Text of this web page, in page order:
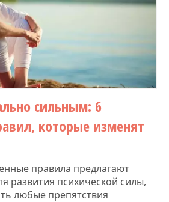
сильным: 6
которые изменят
правила предлагают
развития психической силы,
любые препятствия